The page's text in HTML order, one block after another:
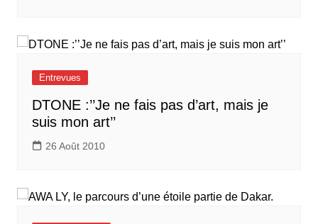
Entrevues
DTONE :’’Je ne fais pas d’art, mais je
suis mon art’’
26 Août 2010